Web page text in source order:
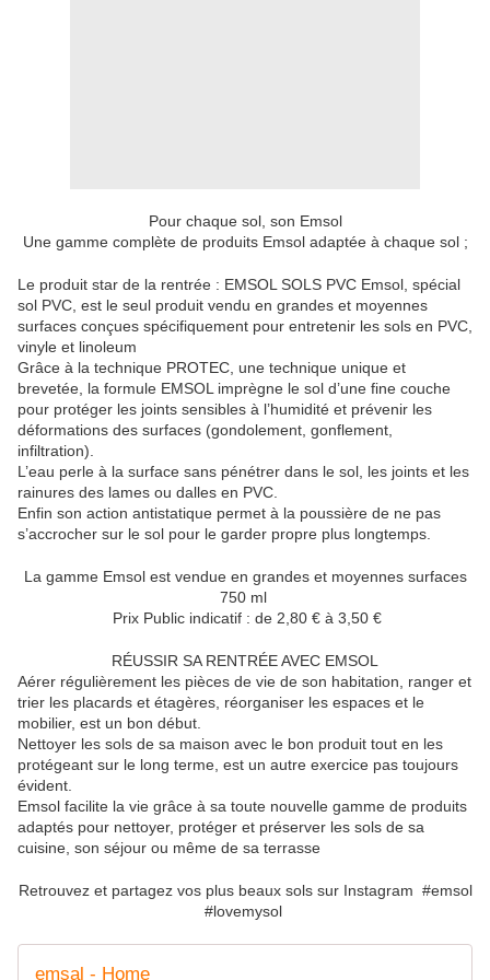
Pour chaque sol, son Emsol
Une gamme complète de produits Emsol adaptée à chaque sol ;
Le produit star de la rentrée : EMSOL SOLS PVC Emsol, spécial
sol PVC, est le seul produit vendu en grandes et moyennes
surfaces conçues spécifiquement pour entretenir les sols en PVC,
vinyle et linoleum
Grâce à la technique PROTEC, une technique unique et
brevetée, la formule EMSOL imprègne le sol d’une fine couche
pour protéger les joints sensibles à l’humidité et prévenir les
déformations des surfaces (gondolement, gonflement,
infiltration).
L’eau perle à la surface sans pénétrer dans le sol, les joints et les
rainures des lames ou dalles en PVC.
Enfin son action antistatique permet à la poussière de ne pas
s’accrocher sur le sol pour le garder propre plus longtemps.
La gamme Emsol est vendue en grandes et moyennes surfaces
750 ml
Prix Public indicatif : de 2,80 € à 3,50 €
RÉUSSIR SA RENTRÉE AVEC EMSOL
Aérer régulièrement les pièces de vie de son habitation, ranger et
trier les placards et étagères, réorganiser les espaces et le
mobilier, est un bon début.
Nettoyer les sols de sa maison avec le bon produit tout en les
protégeant sur le long terme, est un autre exercice pas toujours
évident.
Emsol facilite la vie grâce à sa toute nouvelle gamme de produits
adaptés pour nettoyer, protéger et préserver les sols de sa
cuisine, son séjour ou même de sa terrasse
Retrouvez et partagez vos plus beaux sols sur Instagram #emsol
#lovemysol
emsal - Home